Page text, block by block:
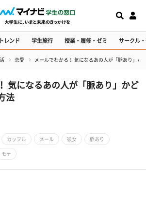
レンド 学生旅行 授業・履修・ゼミ サークル
恋愛 メールでわかる！ 気になるあの人が「脈あり」か
気になるあの人が「脈あり」かど
法
カップル メール 彼女 脈あり
モテ